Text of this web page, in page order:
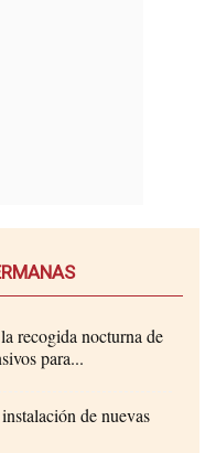
recogida nocturna de
para...
de nuevas